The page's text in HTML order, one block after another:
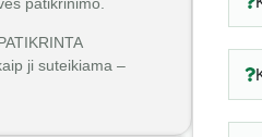
patikrinimo.
ji suteikiama –